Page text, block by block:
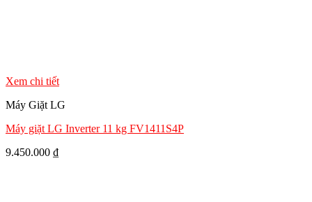
Xem chi tiết
Máy Giặt LG
Máy giặt LG Inverter 11 kg FV1411S4P
9.450.000 ₫